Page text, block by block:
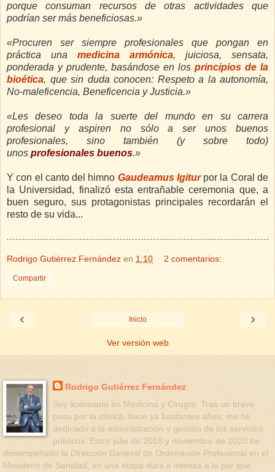
porque consuman recursos de otras actividades que
podrían ser más beneficiosas.»
«Procuren ser siempre profesionales que pongan en
práctica una medicina armónica, juiciosa, sensata,
ponderada y prudente, basándose en los principios de la
bioética, que sin duda conocen: Respeto a la autonomía,
No-maleficencia, Beneficencia y Justicia.»
«Les deseo toda la suerte del mundo en su carrera
profesional y aspiren no sólo a ser unos buenos
profesionales, sino también (y sobre todo)
unos profesionales buenos.»
Y con el canto del himno Gaudeamus Igitur por la Coral de
la Universidad, finalizó esta entrañable ceremonia que, a
buen seguro, sus protagonistas principales recordarán el
resto de su vida...
Rodrigo Gutiérrez Fernández en 1:10 2 comentarios:
Compartir
‹ ›
Inicio
Ver versión web
Rodrigo Gutiérrez Fernández
Soy licenciado en Medicina y Cirugía. Tras un breve
paso por la clínica, hace ya bastantes años, me he
dedicado a la administración y gestión de los servicios
públicos. Entre julio de 2018 y noviembre de 2020 he
desempeñado la Dirección General de Ordenación Profesional en el
Ministerio de Sanidad, en una etapa dura e intensa a la par que